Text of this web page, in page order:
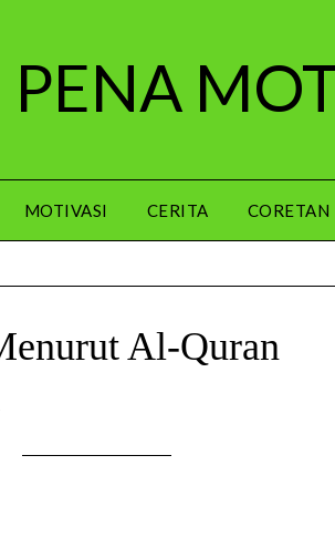
MOTIVASI CERITA CORETAN
Al-Quran